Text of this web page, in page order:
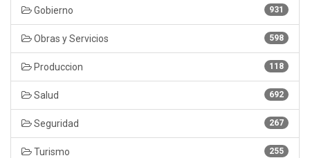
931
Gobierno
598
Obras y Servicios
118
Produccion
692
Salud
267
Seguridad
255
Turismo